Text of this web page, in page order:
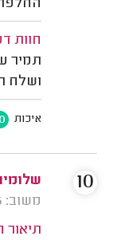
החלפת
חוות
תמיר
ושלח
איכות
משוב: 01/02/2026
תיאור
10